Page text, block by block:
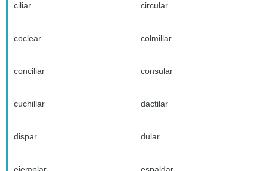
ciliar circular
coclear colmillar
conciliar consular
cuchillar dactilar
dispar dular